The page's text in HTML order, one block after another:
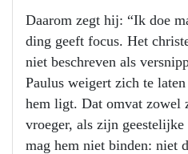
Daarom zegt hij: “Ik doe
ding geeft focus. Het
niet beschreven als
Paulus weigert zich te
hem ligt. Dat omvat zowel
vroeger, als zijn
mag hem niet binden: niet